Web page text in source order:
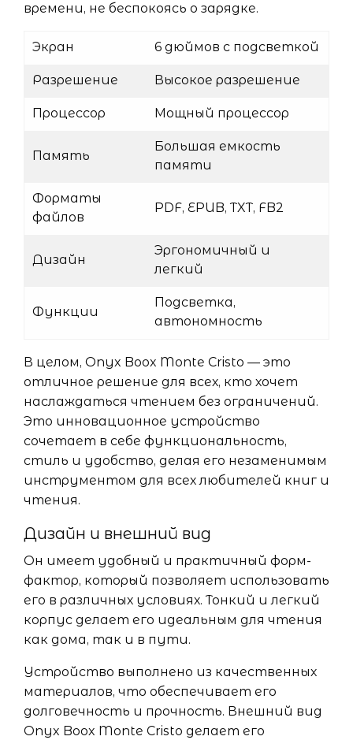
времени, не беспокоясь о зарядке.
Экран 6 дюймов с подсветкой
Разрешение Высокое разрешение
Процессор Мощный процессор
Память
Большая емкость
памяти
Форматы
файлов
PDF, EPUB, TXT, FB2
Дизайн
Эргономичный и
легкий
Функции
Подсветка,
автономность
В целом, Onyx Boox Monte Cristo — это
отличное решение для всех, кто хочет
наслаждаться чтением без ограничений.
Это инновационное устройство
сочетает в себе функциональность,
стиль и удобство, делая его незаменимым
инструментом для всех любителей книг и
чтения.
Дизайн и внешний вид
Он имеет удобный и практичный форм-
фактор, который позволяет использовать
его в различных условиях. Тонкий и легкий
корпус делает его идеальным для чтения
как дома, так и в пути.
Устройство выполнено из качественных
материалов, что обеспечивает его
долговечность и прочность. Внешний вид
Onyx Boox Monte Cristo делает его